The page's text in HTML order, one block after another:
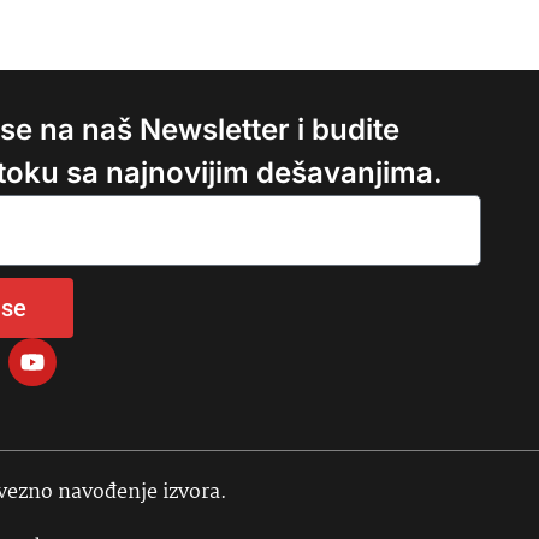
na naš Newsletter i budite
sa najnovijim dešavanjima.
navođenje izvora.